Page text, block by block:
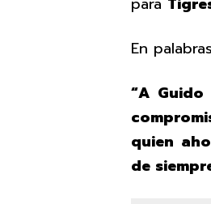
En
“A
quien
de